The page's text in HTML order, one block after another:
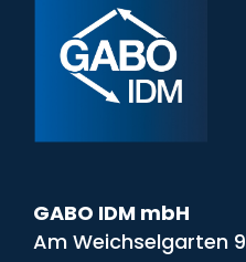
GABO IDM mbH
Am Weichselgarten 9